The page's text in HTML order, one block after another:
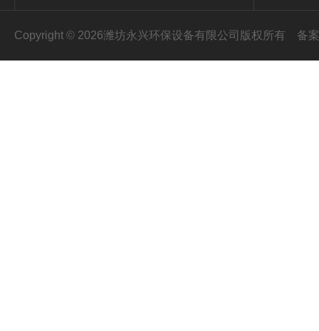
Copyright © 2026潍坊永兴环保设备有限公司版权所有 备